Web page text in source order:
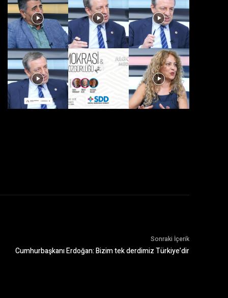
Sonraki İçerik
Cumhurbaşkanı Erdoğan: Bizim tek derdimiz Türkiye’dir